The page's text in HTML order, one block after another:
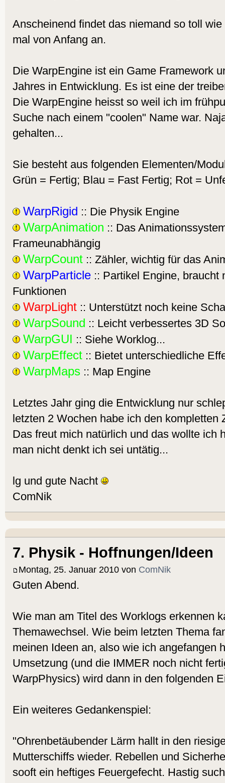
Anscheinend findet das niemand so toll
mal von Anfang an.
Die WarpEngine ist ein Game Framework
Jahres in Entwicklung. Es ist eine der
Die WarpEngine heisst so weil ich im
Suche nach einem "coolen" Name war.
gehalten...
Sie besteht aus folgenden Elementen/
Grün = Fertig; Blau = Fast Fertig; Rot =
WarpRigid :: Die Physik Engine
WarpAnimation :: Das
Frameunabhängig
WarpCount :: Zähler, wichtig für das
WarpParticle :: Partikel Engine, braucht
Funktionen
WarpLight :: Unterstützt noch keine
WarpSound :: Leicht verbessertes 3D
WarpGUI :: Siehe Worklog...
WarpEffect :: Bietet unterschiedliche
WarpMaps :: Map Engine
Letztes Jahr ging die Entwicklung nur
letzten 2 Wochen habe ich den kompletten
Das freut mich natürlich und das wollte ich
man nicht denkt ich sei untätig...
lg und gute Nacht
ComNik
7. Physik - Hoffnungen/Ideen
Montag, 25. Januar 2010 von ComNik
Guten Abend.
Wie man am Titel des Worklogs erkennen
Themawechsel. Wie beim letzten Thema
meinen Ideen an, also wie ich angefangen
Umsetzung (und die IMMER noch nicht
WarpPhysics) wird dann in den folgenden
Ein weiteres Gedankenspiel:
"Ohrenbetäubender Lärm hallt in den
Mutterschiffs wieder. Rebellen und
sooft ein heftiges Feuergefecht. Hastig